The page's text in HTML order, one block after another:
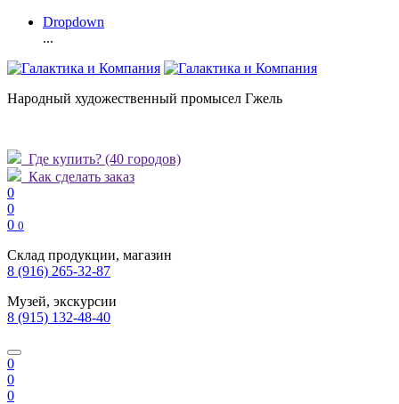
Dropdown
...
Народный художественный промысел Гжель
Где купить? (40 городов)
Как сделать заказ
0
0
0 0
Склад продукции, магазин
8 (916) 265-32-87
Музей, экскурсии
8 (915) 132-48-40
0
0
0